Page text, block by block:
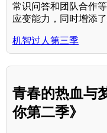
常识问答和团队合作
应变能力，同时增添
机智过人第三季
青春的热血
你第二季》